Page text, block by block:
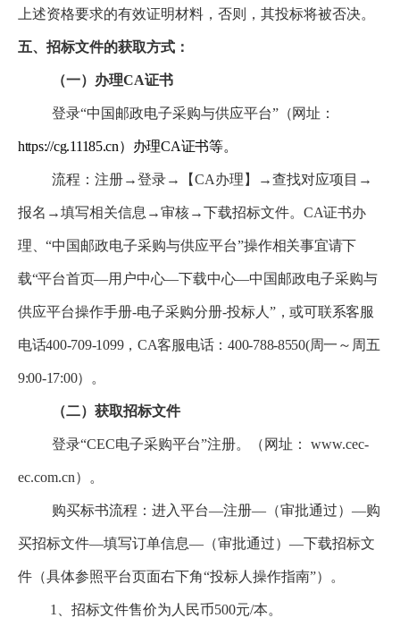
上述资格要求的有效证明材料，否则，其投标将被否决。
五、招标文件的获取方式：
（一）办理CA证书
登录“中国邮政电子采购与供应平台”（网址：
https://cg.11185.cn）办理CA证书等。
流程：注册→登录→【CA办理】→查找对应项目→
报名→填写相关信息→审核→下载招标文件。 CA证书办
理、“中国邮政电子采购与供应平台”操作相关事宜请下
载“平台首页—用户中心—下载中心—中国邮政电子采购与
供应平台操作手册-电子采购分册-投标人 ”，或可联系客服
电话400-709-1099，CA客服电话：400-788-8550(周一～周五
9:00-17:00）。
（二）获取招标文件
登录“CEC电子采购平台”注册。（网址： www.cec-
ec.com.cn）。
购买标书流程：进入平台—注册—（审批通过）—购
买招标文件—填写订单信息—（审批通过）—下载招标文
件（具体参照平台页面右下角“投标人操作指南”）。
1、招标文件售价为人民币500元/本。